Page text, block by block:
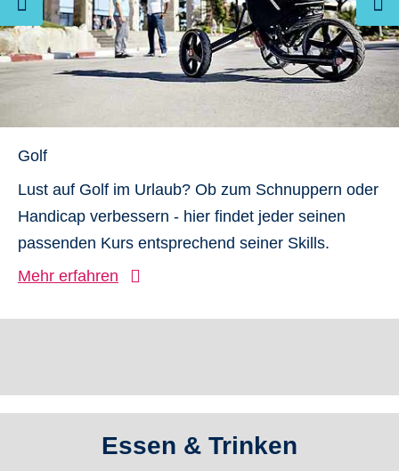
Golf
Lust auf Golf im Urlaub? Ob zum Schnuppern oder
Handicap verbessern - hier findet jeder seinen
passenden Kurs entsprechend seiner Skills.
Mehr erfahren
Essen & Trinken